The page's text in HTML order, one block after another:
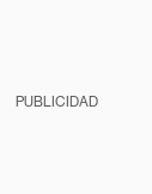
PUBLICIDAD